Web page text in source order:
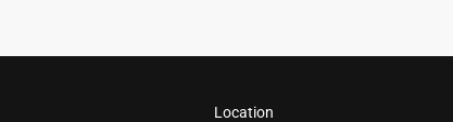
Location